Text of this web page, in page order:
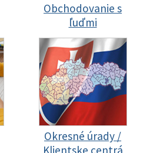
Obchodovanie s
ľuďmi
Okresné úrady /
Klientske centrá